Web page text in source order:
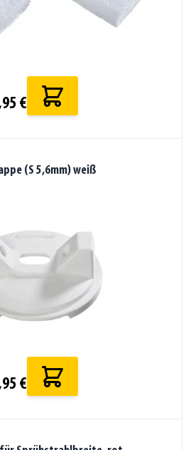
€
(S 5,6mm) weiß
€